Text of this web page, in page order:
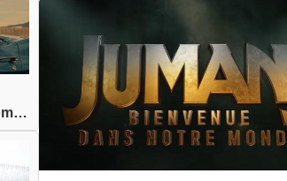
La série Sugar et le phénomène réel du Sugar Dat...